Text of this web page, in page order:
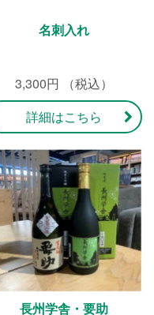
名刺入れ
3,300円 （税込）
詳細はこちら
長州学舎・要助